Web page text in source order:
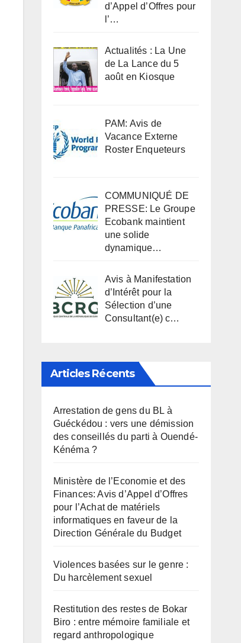
d’Appel d’Offres pour
l’…
Actualités : La Une
de La Lance du 5
août en Kiosque
PAM: Avis de
Vacance Externe
Roster Enqueteurs
COMMUNIQUÉ DE
PRESSE: Le Groupe
Ecobank maintient
une solide
dynamique…
Avis à Manifestation
d’Intérêt pour la
Sélection d’une
Consultant(e) c…
Articles Récents
Arrestation de gens du BL à
Guéckédou : vers une démission
des conseillés du parti à Ouendé-
Kénéma ?
Ministère de l’Economie et des
Finances: Avis d’Appel d’Offres
pour l’Achat de matériels
informatiques en faveur de la
Direction Générale du Budget
Violences basées sur le genre :
Du harcèlement sexuel
Restitution des restes de Bokar
Biro : entre mémoire familiale et
regard anthropologique